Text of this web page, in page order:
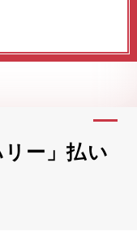
ー」払い